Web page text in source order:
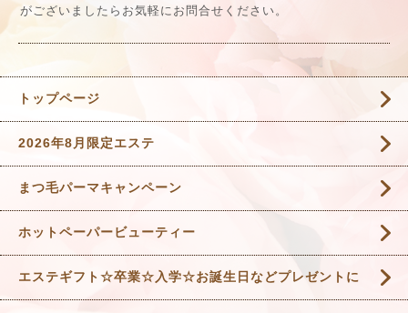
がございましたらお気軽にお問合せください。
トップページ
2026年8月限定エステ
まつ毛パーマキャンペーン
ホットペーパービューティー
エステギフト☆卒業☆入学☆お誕生日などプレゼントに